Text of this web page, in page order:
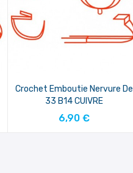
Crochet Emboutie Nervure De
33 B14 CUIVRE
6,90 €